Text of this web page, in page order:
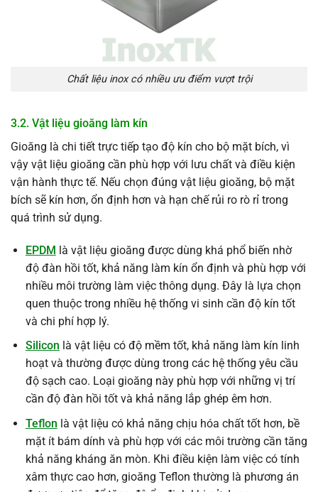
Chất liệu inox có nhiều ưu điểm vượt trội
3.2. Vật liệu gioăng làm kín
Gioăng là chi tiết trực tiếp tạo độ kín cho bộ mặt bích, vì
vậy vật liệu gioăng cần phù hợp với lưu chất và điều kiện
vận hành thực tế. Nếu chọn đúng vật liệu gioăng, bộ mặt
bích sẽ kín hơn, ổn định hơn và hạn chế rủi ro rò rỉ trong
quá trình sử dụng.
EPDM là vật liệu gioăng được dùng khá phổ biến nhờ
độ đàn hồi tốt, khả năng làm kín ổn định và phù hợp với
nhiều môi trường làm việc thông dụng. Đây là lựa chọn
quen thuộc trong nhiều hệ thống vi sinh cần độ kín tốt
và chi phí hợp lý.
Silicon là vật liệu có độ mềm tốt, khả năng làm kín linh
hoạt và thường được dùng trong các hệ thống yêu cầu
độ sạch cao. Loại gioăng này phù hợp với những vị trí
cần độ đàn hồi tốt và khả năng lắp ghép êm hơn.
Teflon là vật liệu có khả năng chịu hóa chất tốt hơn, bề
mặt ít bám dính và phù hợp với các môi trường cần tăng
khả năng kháng ăn mòn. Khi điều kiện làm việc có tính
xâm thực cao hơn, gioăng Teflon thường là phương án